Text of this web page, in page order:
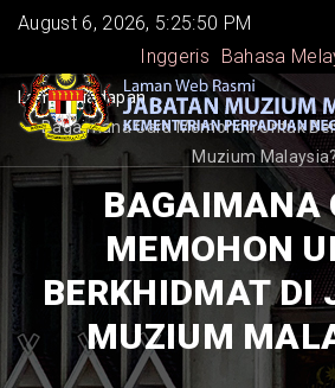
Skip
main
content
August 6, 2026, 5:25:50 PM
Inggeris
Bahasa
BREADCRUMB
Laman Hadapan -
Bagaimana Cara Memohon Untuk
Muzium
BAGAIMANA
MEMOHON
BERKHIDMAT DI
MUZIUM